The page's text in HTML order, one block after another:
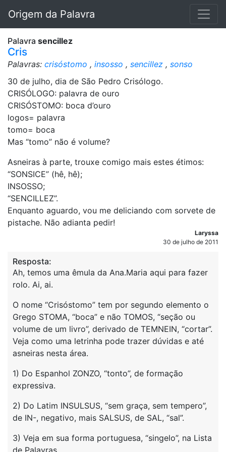
Origem da Palavra
Palavra sencillez
Cris
Palavras: crisóstomo , insosso , sencillez , sonso
30 de julho, dia de São Pedro Crisólogo.
CRISÓLOGO: palavra de ouro
CRISÓSTOMO: boca d’ouro
logos= palavra
tomo= boca
Mas “tomo” não é volume?
Asneiras à parte, trouxe comigo mais estes étimos:
“SONSICE” (hê, hê);
INSOSSO;
“SENCILLEZ”.
Enquanto aguardo, vou me deliciando com sorvete de
pistache. Não adianta pedir!
Laryssa
30 de julho de 2011
Resposta:
Ah, temos uma êmula da Ana.Maria aqui para fazer
rolo. Ai, ai.
O nome “Crisóstomo” tem por segundo elemento o
Grego STOMA, “boca” e não TOMOS, “seção ou
volume de um livro”, derivado de TEMNEIN, “cortar”.
Veja como uma letrinha pode trazer dúvidas e até
asneiras nesta área.
1) Do Espanhol ZONZO, “tonto”, de formação
expressiva.
2) Do Latim INSULSUS, “sem graça, sem tempero”,
de IN-, negativo, mais SALSUS, de SAL, “sal”.
3) Veja em sua forma portuguesa, “singelo”, na Lista
de Palavras.